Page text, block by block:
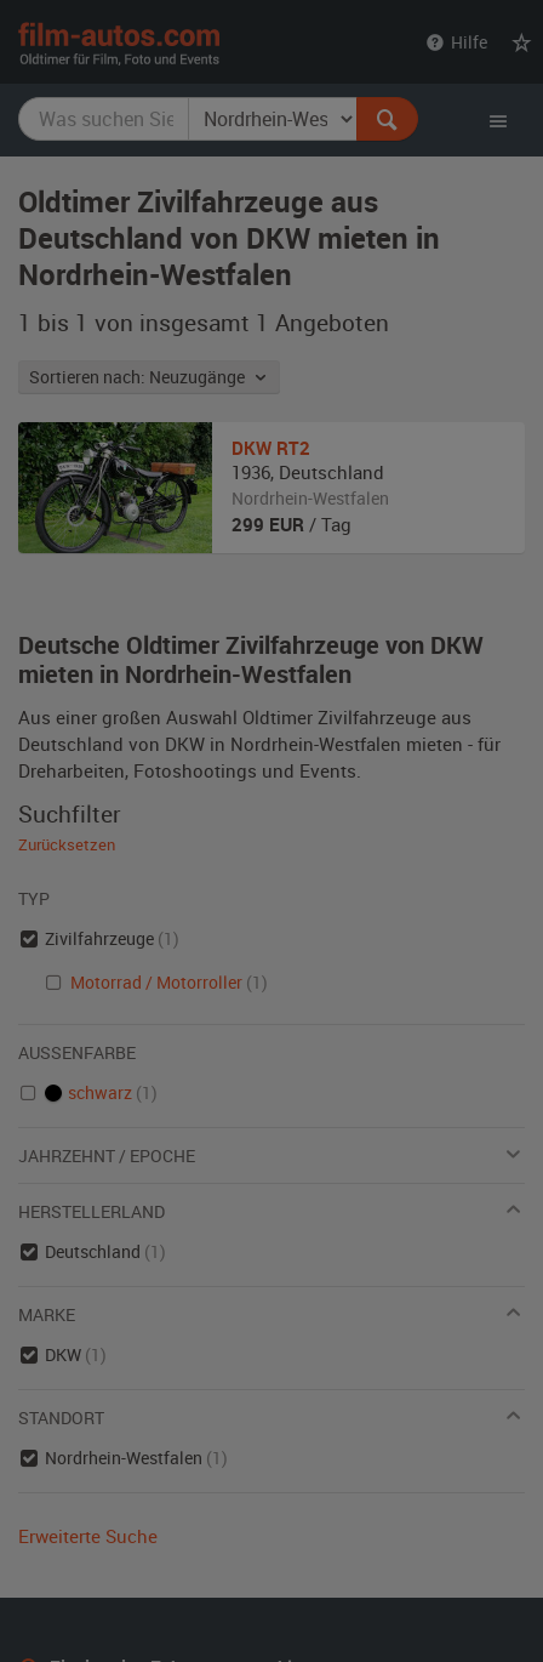
Hilfe
Oldtimer Zivilfahrzeuge aus
Deutschland von DKW mieten in
Nordrhein-Westfalen
1 bis 1 von insgesamt 1 Angeboten
Sortieren nach: Neuzugänge
Deutsche Oldtimer Zivilfahrzeuge von DKW
mieten in Nordrhein-Westfalen
Aus einer großen Auswahl Oldtimer Zivilfahrzeuge aus
Deutschland von DKW in Nordrhein-Westfalen mieten - für
Dreharbeiten, Fotoshootings und Events.
DKW RT2
1936, Deutschland
Nordrhein-Westfalen
299 EUR / Tag
Suchfilter
Zurücksetzen
TYP
Zivilfahrzeuge (1)
Motorrad / Motorroller (1)
AUSSENFARBE
schwarz (1)
JAHRZEHNT / EPOCHE
HERSTELLERLAND
Deutschland (1)
MARKE
DKW (1)
STANDORT
Nordrhein-Westfalen (1)
Erweiterte Suche